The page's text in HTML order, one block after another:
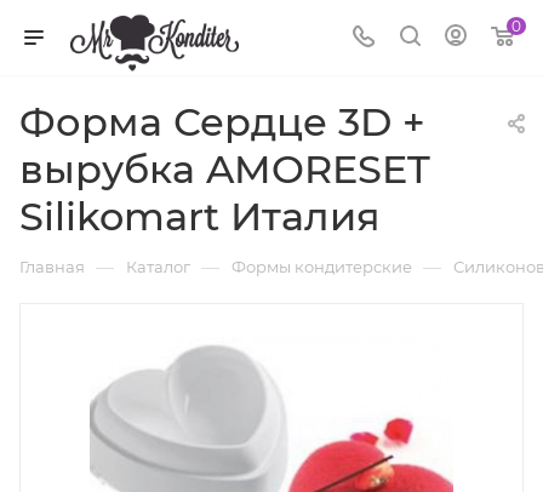
0
Форма Сердце 3D +
вырубка AMORESET
Silikomart Италия
Главная — Каталог — Формы кондитерские —